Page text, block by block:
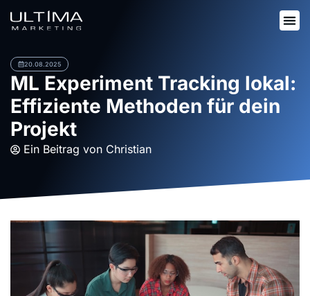
20.08.2025
ML Experiment Tracking lokal:
Effiziente Methoden für dein
Projekt
Ein Beitrag von Christian